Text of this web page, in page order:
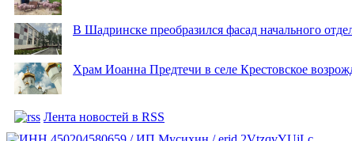
В Шадринске преобразился фасад начального
Храм Иоанна Предтечи в селе Крестовское
Лента новостей в RSS